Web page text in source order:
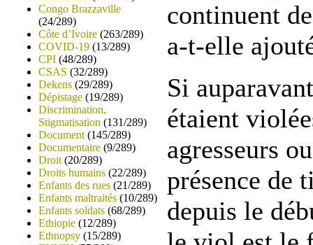
Congo Brazzaville
(24/289)
Côte d’Ivoire (263/289)
COVID-19 (13/289)
CPI (48/289)
CSAS (32/289)
Dekens (29/289)
Dépistage (19/289)
Discrimination,
Stigmatisation (131/289)
Document (145/289)
Documentaire (9/289)
Droit (20/289)
Droits humains (22/289)
Enfants des rues (21/289)
Enfants maltraités (10/289)
Enfants soldats (68/289)
Ethiopie (12/289)
Ethnopsy (15/289)
continuent
a-t-elle
Si
étaient
agresseurs
présence de
depuis le